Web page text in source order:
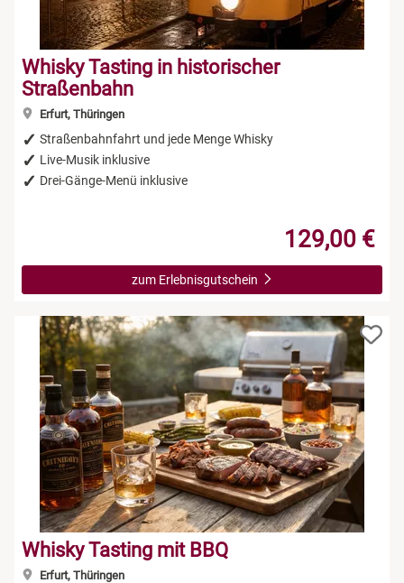
Whisky Tasting in historischer
Straßenbahn
Erfurt, Thüringen
Straßenbahnfahrt und jede Menge Whisky
Live-Musik inklusive
Drei-Gänge-Menü inklusive
129,00 €
zum Erlebnisgutschein
Whisky Tasting mit BBQ
Erfurt, Thüringen